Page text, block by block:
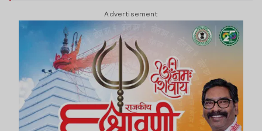
Advertisement